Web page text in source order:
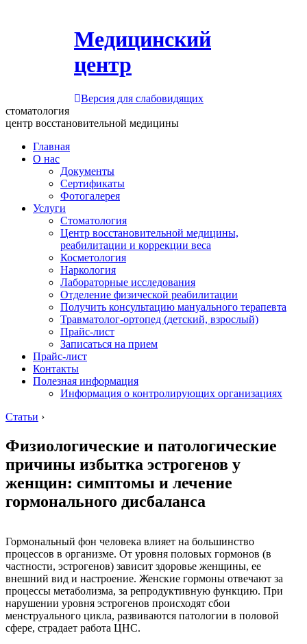
Медицинский
центр
Версия для слабовидящих
стоматология
центр восстановительной медицины
Главная
О нас
Документы
Сертификаты
Фотогалерея
Услуги
Стоматология
Центр восстановительной медицины,
реабилитации и коррекции веса
Косметология
Наркология
Лабораторные исследования
Отделение физической реабилитации
Получить консультацию мануального терапевта
Травматолог-ортопед (детский, взрослый)
Прайс-лист
Записаться на прием
Прайс-лист
Контакты
Полезная информация
Информация о контролирующих организациях
Статьи ›
Физиологические и патологические
причины избытка эстрогенов у
женщин: симптомы и лечение
гормонального дисбаланса
Гормональный фон человека влияет на большинство
процессов в организме. От уровня половых гормонов (в
частности, эстрогенов) зависит здоровье женщины, ее
внешний вид и настроение. Женские гормоны отвечают за
процессы метаболизма, за репродуктивную функцию. При
нарушении уровня эстрогенов происходят сбои
менструального цикла, развиваются патологии в половой
сфере, страдает работа ЦНС.